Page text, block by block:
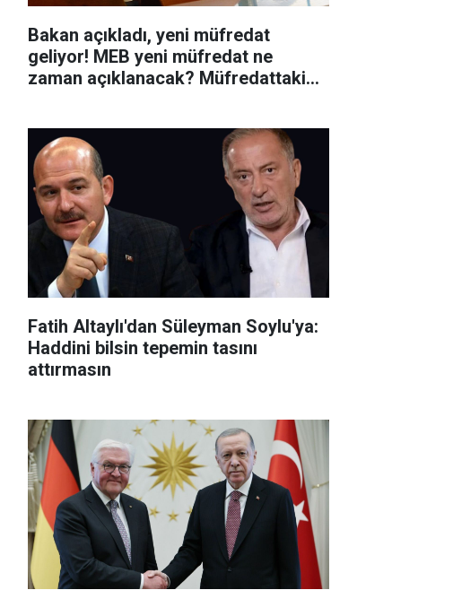
Bakan açıkladı, yeni müfredat
geliyor! MEB yeni müfredat ne
zaman açıklanacak? Müfredattaki
Fatih Altaylı'dan Süleyman Soylu'ya:
Haddini bilsin tepemin tasını
attırmasın